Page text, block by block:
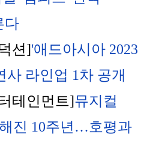
다
션]'애드아시아 2023
사 라인업 1차 공개
테인먼트]뮤지컬
진 10주년…호평과